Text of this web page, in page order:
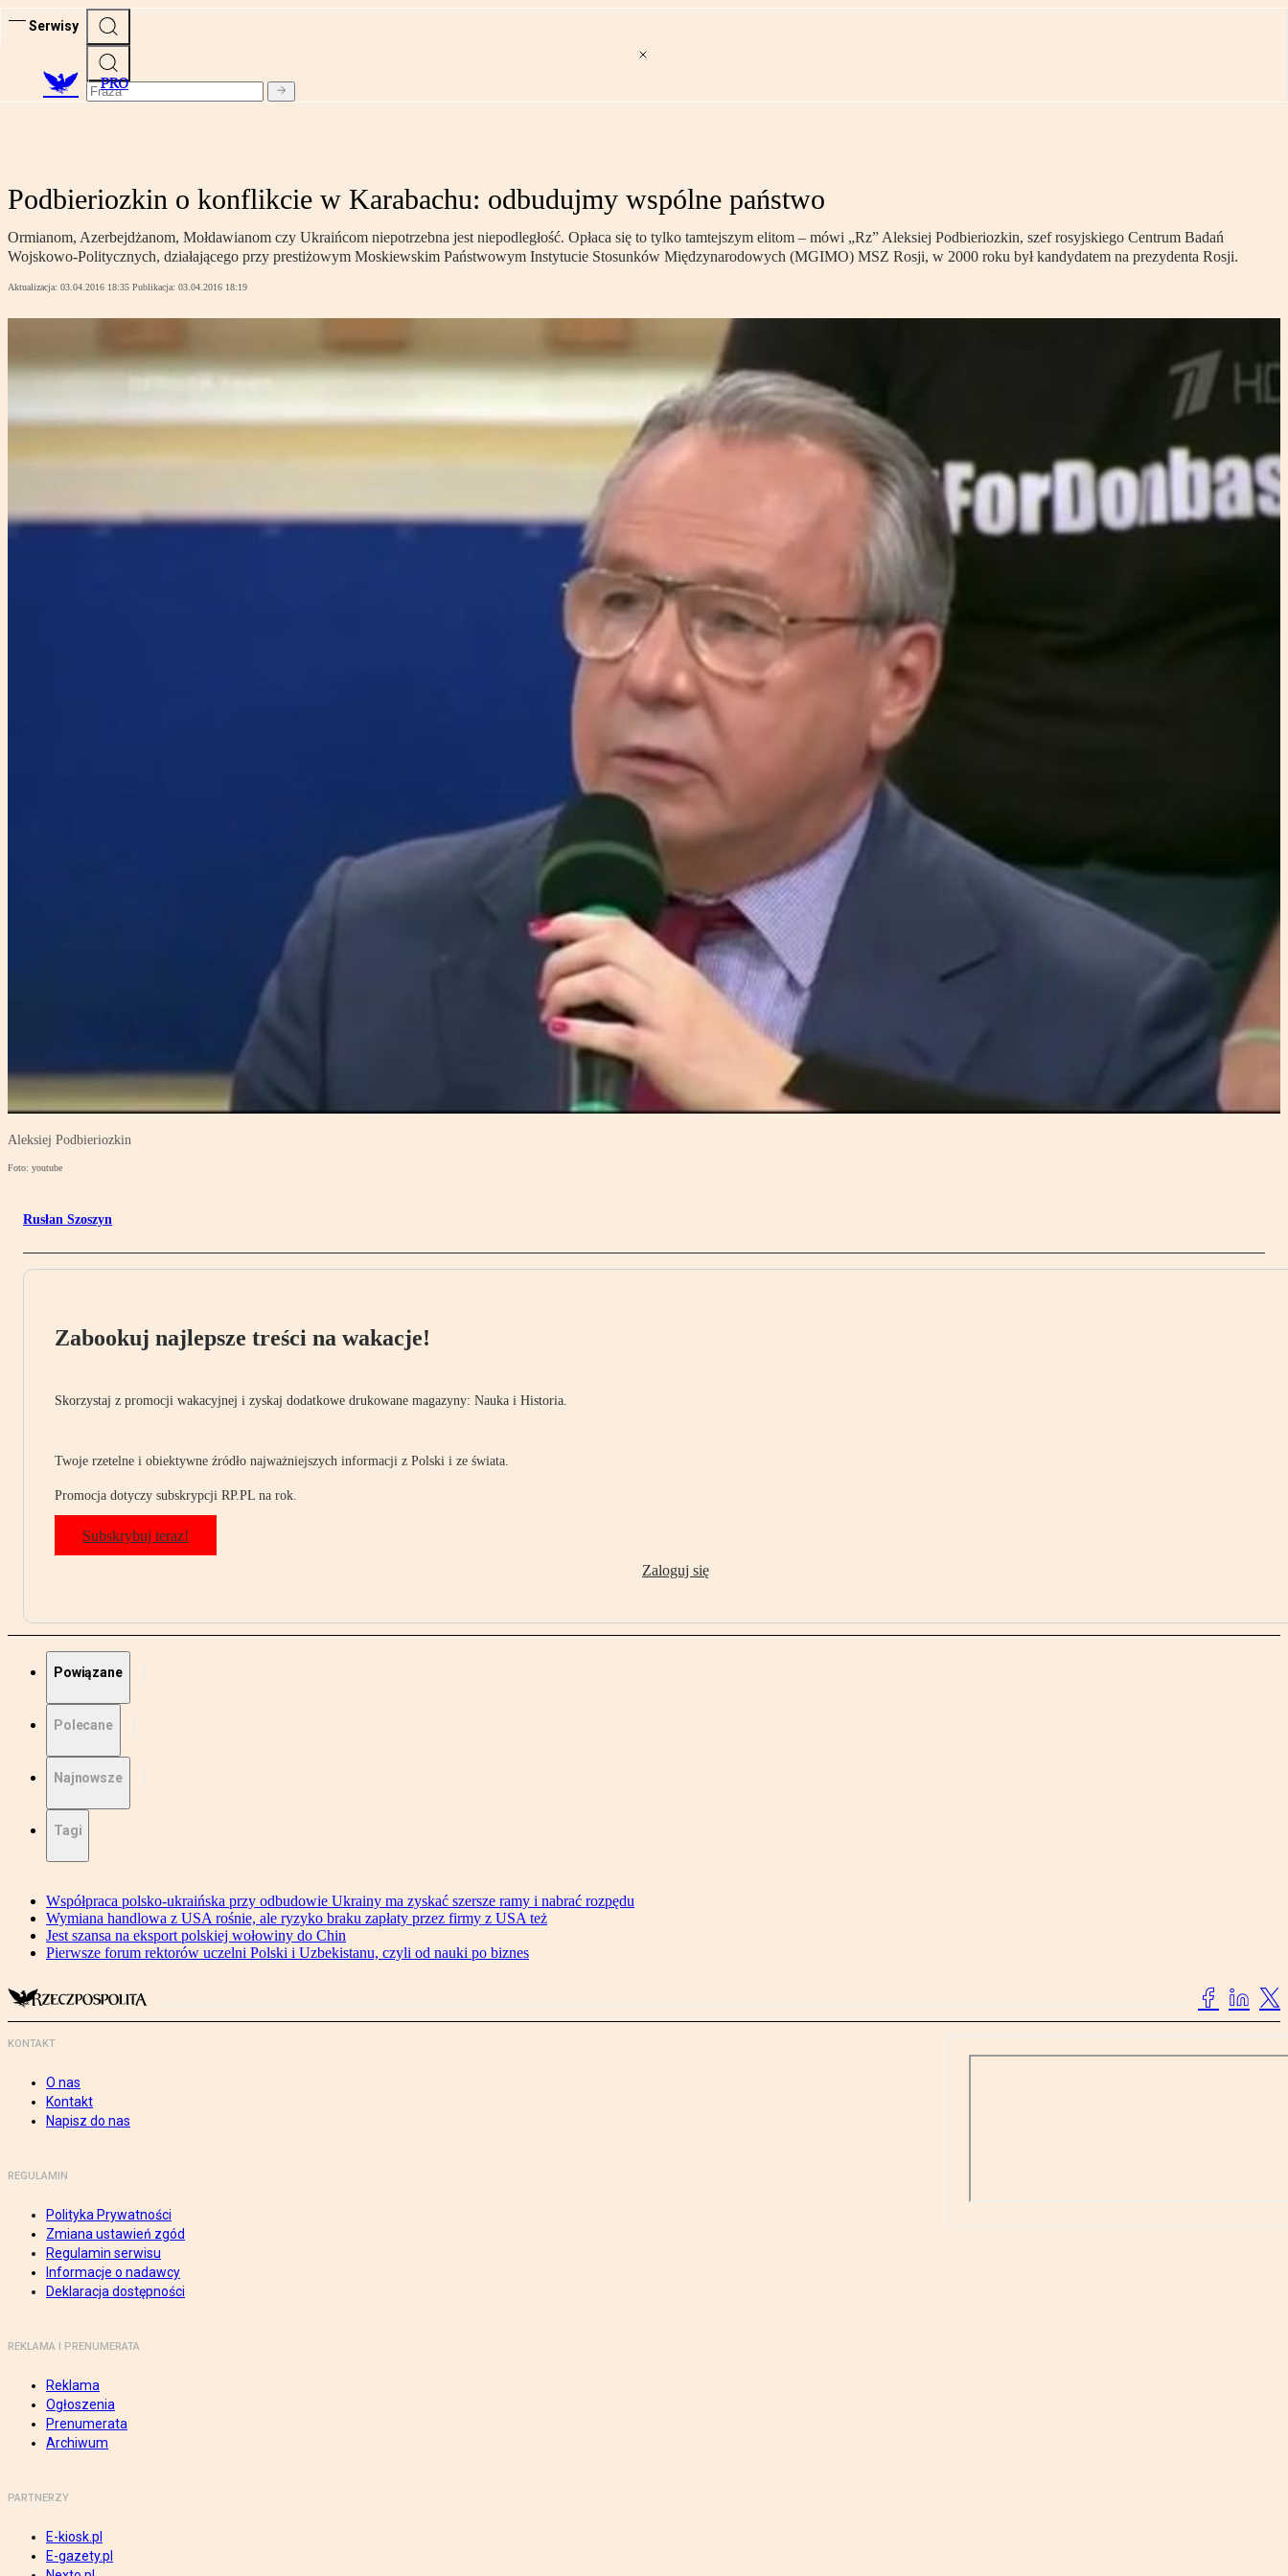
Serwisy
PRO
Podbieriozkin o konflikcie w Karabachu: odbudujmy wspólne państwo
Ormianom, Azerbejdżanom, Mołdawianom czy Ukraińcom niepotrzebna jest niepodległość. Opłaca się to tylko tamtejszym elitom – mówi „Rz” Aleksiej Podbieriozkin, szef rosyjskiego Centrum Badań
Wojskowo-Politycznych, działającego przy prestiżowym Moskiewskim Państwowym Instytucie Stosunków Międzynarodowych (MGIMO) MSZ Rosji, w 2000 roku był kandydatem na prezydenta Rosji.
Aktualizacja: 03.04.2016 18:35 Publikacja: 03.04.2016 18:19
Aleksiej Podbieriozkin
Foto: youtube
Rusłan Szoszyn
Zabookuj najlepsze treści na wakacje!
Skorzystaj z promocji wakacyjnej i zyskaj dodatkowe drukowane magazyny: Nauka i Historia.
Twoje rzetelne i obiektywne źródło najważniejszych informacji z Polski i ze świata.
Promocja dotyczy subskrypcji RP.PL na rok.
Subskrybuj teraz!
Zaloguj się
Powiązane
Polecane
Najnowsze
Tagi
Współpraca polsko-ukraińska przy odbudowie Ukrainy ma zyskać szersze ramy i nabrać rozpędu
Wymiana handlowa z USA rośnie, ale ryzyko braku zapłaty przez firmy z USA też
Jest szansa na eksport polskiej wołowiny do Chin
Pierwsze forum rektorów uczelni Polski i Uzbekistanu, czyli od nauki po biznes
KONTAKT
O nas
Kontakt
Napisz do nas
REGULAMIN
Polityka Prywatności
Zmiana ustawień zgód
Regulamin serwisu
Informacje o nadawcy
Deklaracja dostępności
REKLAMA I PRENUMERATA
Reklama
Ogłoszenia
Prenumerata
Archiwum
PARTNERZY
E-kiosk.pl
E-gazety.pl